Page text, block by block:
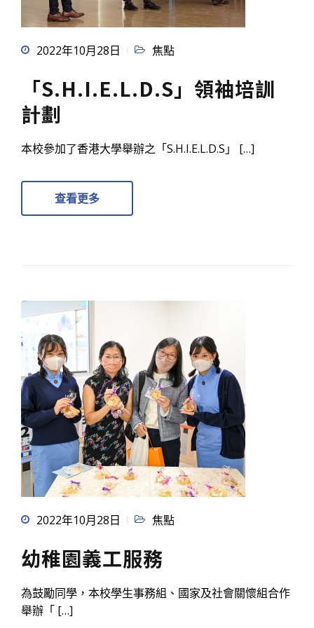
2022年10月28日 焦點
「S.H.I.E.L.D.S」領袖培訓
計劃
本校參加了香港大學舉辦之「S.H.I.E.L.D.S」 […]
查看更多
2022年10月28日 焦點
幼稚園義工服務
為鼓勵同學，本校學生事務組、國家及社會關懷組合作
舉辦「 […]